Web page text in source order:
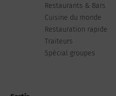
Restaurants & Bars
Cuisine du monde
Restauration rapide
Traiteurs
Spécial groupes